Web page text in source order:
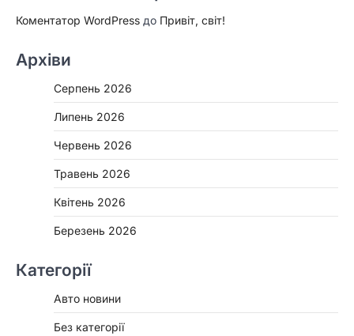
Коментатор WordPress до Привіт, світ!
Архіви
Серпень 2026
Липень 2026
Червень 2026
Травень 2026
Квітень 2026
Березень 2026
Категорії
Авто новини
Без категорії